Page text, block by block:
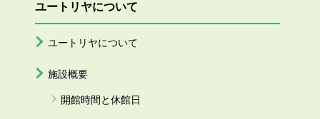
ユートリヤについて
ユートリヤについて
施設概要
開館時間と休館日